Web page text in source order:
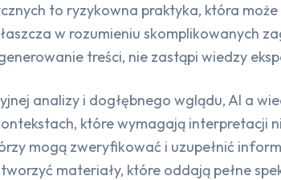
to ryzykowna praktyka, która
w rozumieniu skomplikowanych
treści, nie zastąpi wiedzy
analizy i dogłębnego wglądu, AI a
które wymagają interpretacji
mogą zweryfikować i uzupełnić
materiały, które oddają pełne